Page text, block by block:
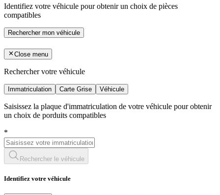
Identifiez votre véhicule pour obtenir un choix de pièces
compatibles
Rechercher mon véhicule
Close menu
Rechercher votre véhicule
Immatriculation Carte Grise Véhicule
Saisissez la plaque d'immatriculation de votre véhicule pour obtenir
un choix de porduits compatibles
*
Rechercher le véhicule
Identifiez votre véhicule